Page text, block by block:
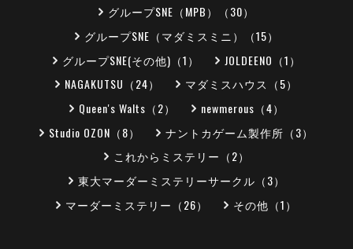
グループSNE（MPB）（30）
グループSNE（マダミスミニ）（15）
グループSNE(その他)（1）
JOLDEENO（1）
NAGAKUTSU（24）
マダミスハウス（5）
Queen's Walts（2）
newmerous（4）
Studio OZON（8）
ナントカゲーム製作所（3）
これからミステリー（2）
東大マーダーミステリーサークル（3）
マーダーミステリー（26）
その他（1）